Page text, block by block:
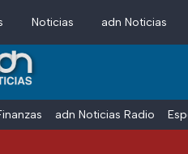
Noticias adn Noticias
adn Noticias Radio